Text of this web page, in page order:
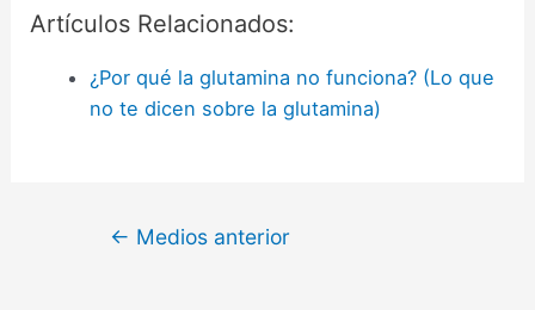
Artículos Relacionados:
¿Por qué la glutamina no funciona? (Lo que
no te dicen sobre la glutamina)
← Medios anterior